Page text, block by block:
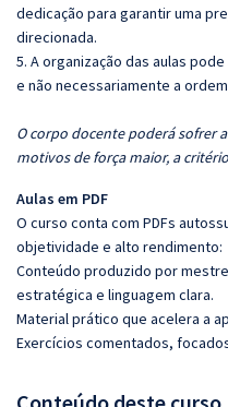
dedicação para garantir uma
direcionada.
5. A organização das aulas
e não necessariamente a
O corpo docente poderá sofrer
motivos de força maior, a
Aulas em PDF
O curso conta com PDFs
objetividade e alto rendimento:
Conteúdo produzido por
estratégica e linguagem clara.
Material prático que acelera a
Exercícios comentados,